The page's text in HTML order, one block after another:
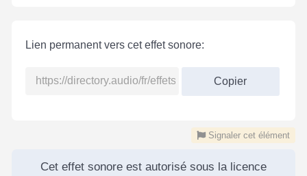
Lien permanent vers cet effet sonore:
Copier
Signaler cet élément
Cet effet sonore est autorisé sous la licence